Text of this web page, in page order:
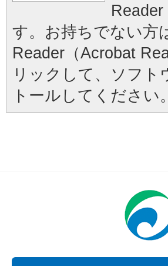
す。お持ちでない方
Reader（Acrobat
リックして、ソフ
トールしてください。